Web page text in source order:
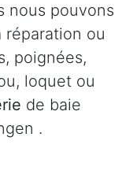
nous pouvons
ou
poignées,
loquet ou
de baie
.